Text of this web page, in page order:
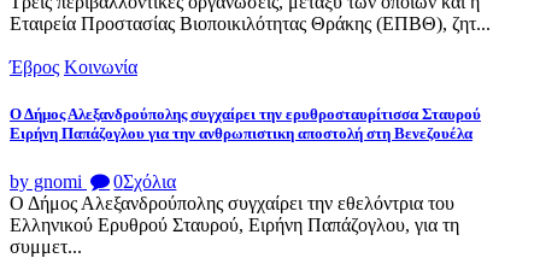
Εταιρεία Προστασίας Βιοποικιλότητας Θράκης (ΕΠΒΘ), ζητ...
Έβρος Κοινωνία
Ο Δήμος Αλεξανδρούπολης συγχαίρει την ερυθροσταυρίτισσα Σταυρού
Ειρήνη Παπάζογλου για την ανθρωπιστικη αποστολή στη Βενεζουέλα
by gnomi 0Σχόλια
Ο Δήμος Αλεξανδρούπολης συγχαίρει την εθελόντρια του
Ελληνικού Ερυθρού Σταυρού, Ειρήνη Παπάζογλου, για τη
συμμετ...